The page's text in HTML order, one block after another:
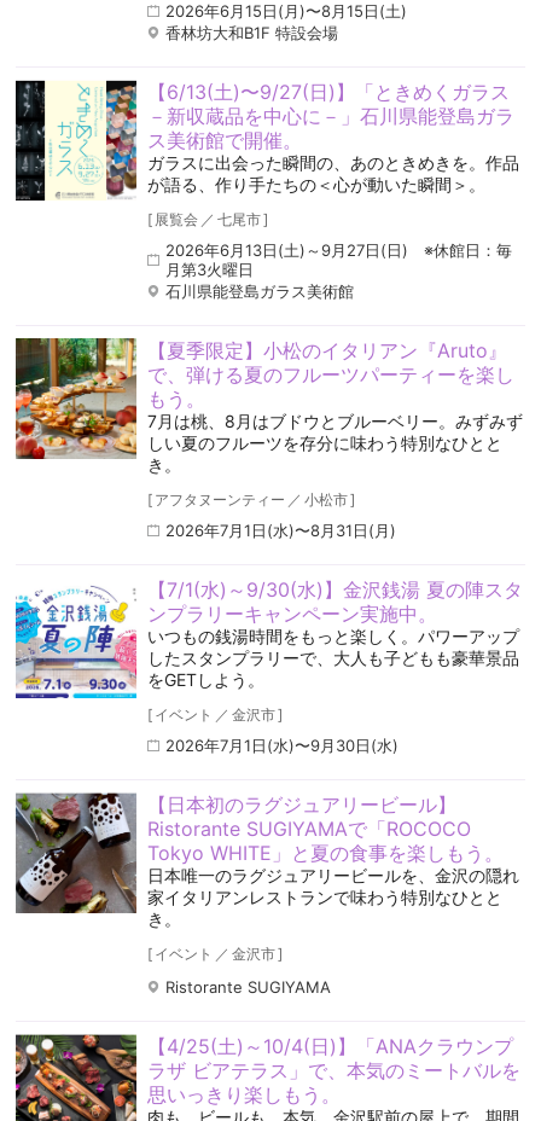
2026年6月15日(月)〜8月15日(土)
香林坊大和B1F 特設会場
【6/13(土)〜9/27(日)】「ときめくガラス
－新収蔵品を中心に－」石川県能登島ガラ
ス美術館で開催。
ガラスに出会った瞬間の、あのときめきを。作品
が語る、作り手たちの＜心が動いた瞬間＞。
[ 展覧会 ／ 七尾市]
2026年6月13日(土)～9月27日(日) ※休館日：毎
月第3火曜日
石川県能登島ガラス美術館
【夏季限定】小松のイタリアン『Aruto』
で、弾ける夏のフルーツパーティーを楽し
もう。
7月は桃、8月はブドウとブルーベリー。みずみず
しい夏のフルーツを存分に味わう特別なひとと
き。
[ アフタヌーンティー ／ 小松市]
2026年7月1日(水)〜8月31日(月)
【7/1(水)～9/30(水)】金沢銭湯 夏の陣スタ
ンプラリーキャンペーン実施中。
いつもの銭湯時間をもっと楽しく。パワーアップ
したスタンプラリーで、大人も子どもも豪華景品
をGETしよう。
[ イベント ／ 金沢市]
2026年7月1日(水)〜9月30日(水)
【日本初のラグジュアリービール】
Ristorante SUGIYAMAで「ROCOCO
Tokyo WHITE」と夏の食事を楽しもう。
日本唯一のラグジュアリービールを、金沢の隠れ
家イタリアンレストランで味わう特別なひとと
き。
[ イベント ／ 金沢市]
Ristorante SUGIYAMA
【4/25(土)～10/4(日)】「ANAクラウンプ
ラザ ビアテラス」で、本気のミートバルを
思いっきり楽しもう。